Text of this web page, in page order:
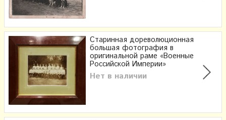
Старинная дореволюционная
большая фотография в
оригинальной раме «Военные
Российской Империи»
Нет в наличии